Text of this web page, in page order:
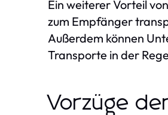
Ein weiterer Vorteil
zum Empfänger
Außerdem können
Transporte in der
Vorzüge